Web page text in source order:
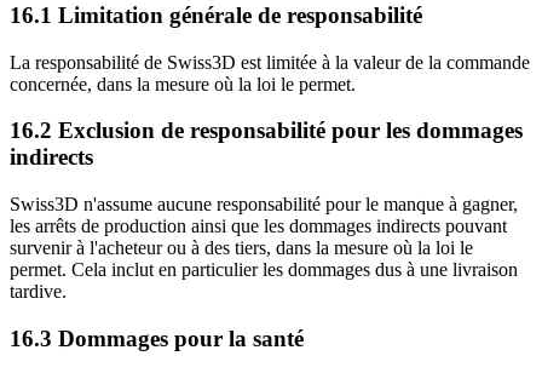
16.1 Limitation générale de responsabilité
La responsabilité de Swiss3D est limitée à la valeur de la commande
concernée, dans la mesure où la loi le permet.
16.2 Exclusion de responsabilité pour les dommages
indirects
Swiss3D n'assume aucune responsabilité pour le manque à gagner,
les arrêts de production ainsi que les dommages indirects pouvant
survenir à l'acheteur ou à des tiers, dans la mesure où la loi le
permet. Cela inclut en particulier les dommages dus à une livraison
tardive.
16.3 Dommages pour la santé